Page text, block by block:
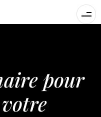
pour